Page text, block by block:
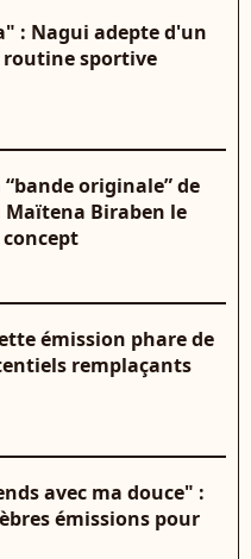
: Nagui adepte d'un
routine sportive
“bande originale” de
Maïtena Biraben le
émission phare de
remplaçants
avec ma douce" :
émissions pour